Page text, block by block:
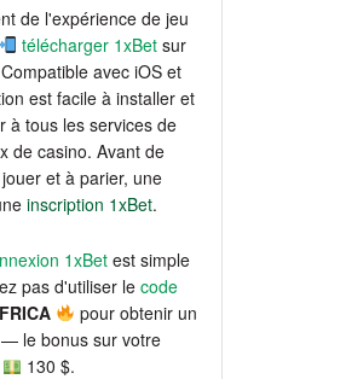
de l'expérience de jeu
télécharger 1xBet sur
avec iOS et
est facile à installer et
à tous les services de
de casino. Avant de
et à parier, une
inscription 1xBet.
1xBetest simple
pas d'utiliser lecode
pour obtenir un
le bonus sur votre
130 $.